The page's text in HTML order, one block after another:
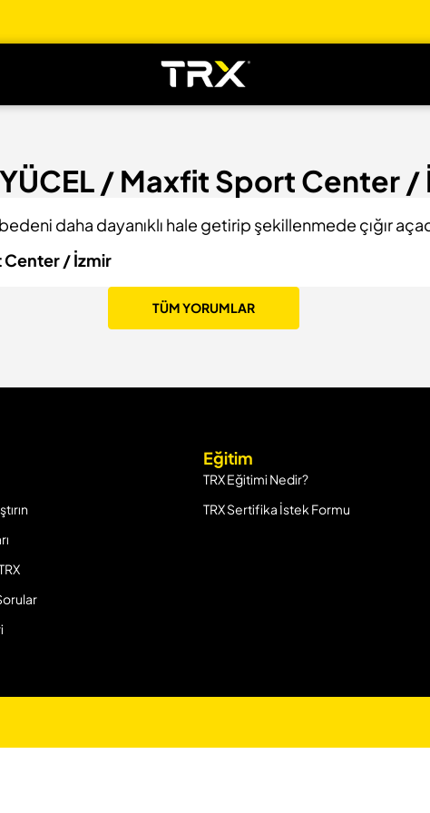
/ Maxfit Sport Center /
daha dayanıklı hale getirip şekillenmede çığır
Center / İzmir
TÜM YORUMLAR
Eğitim
TRX Eğitimi Nedir?
TRX Sertifika İstek Formu